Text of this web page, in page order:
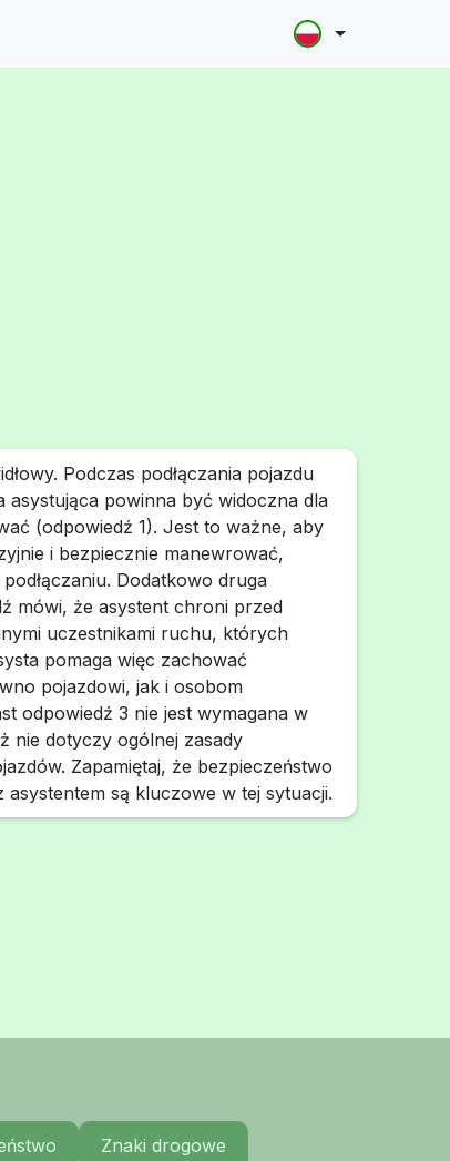
Podczas podłączania pojazdu
asystująca powinna być widoczna dla
(odpowiedź 1). Jest to ważne, aby
i bezpiecznie manewrować,
Dodatkowo druga
mówi, że asystent chroni przed
uczestnikami ruchu, których
pomaga więc zachować
pojazdowi, jak i osobom
odpowiedź 3 nie jest wymagana w
nie dotyczy ogólnej zasady
Zapamiętaj, że bezpieczeństwo
asystentem są kluczowe w tej sytuacji.
Znaki drogowe